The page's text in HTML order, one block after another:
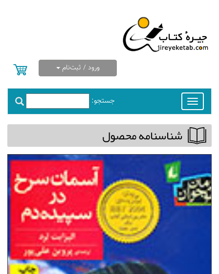
ورود / ثبت‌نام
جستجو:
Toggle
navigation
شناسنامه محصول